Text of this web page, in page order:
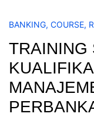
BANKING, COURSE,
TRAINING